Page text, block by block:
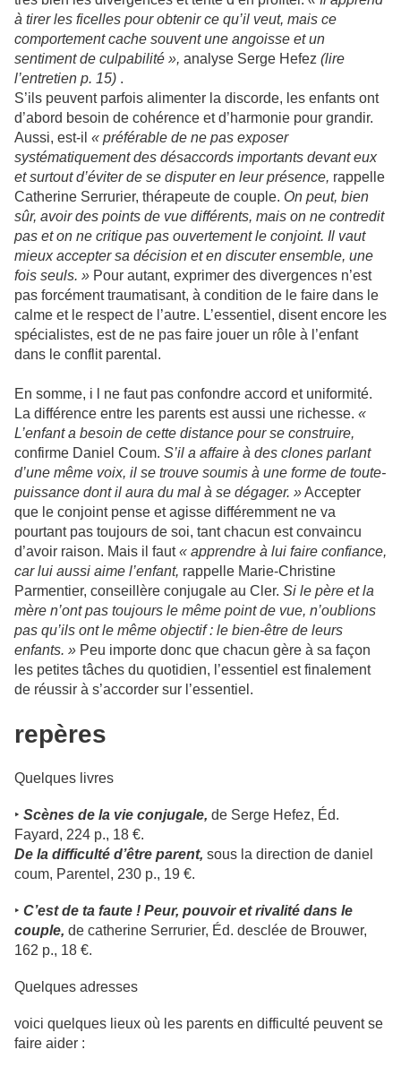
à tirer les ficelles pour obtenir ce qu’il veut, mais ce
comportement cache souvent une angoisse et un
sentiment de culpabilité », analyse Serge Hefez (lire
l’entretien p. 15) .
S’ils peuvent parfois alimenter la discorde, les enfants ont
d’abord besoin de cohérence et d’harmonie pour grandir.
Aussi, est-il « préférable de ne pas exposer
systématiquement des désaccords importants devant eux
et surtout d’éviter de se disputer en leur présence, rappelle
Catherine Serrurier, thérapeute de couple. On peut, bien
sûr, avoir des points de vue différents, mais on ne contredit
pas et on ne critique pas ouvertement le conjoint. Il vaut
mieux accepter sa décision et en discuter ensemble, une
fois seuls. » Pour autant, exprimer des divergences n’est
pas forcément traumatisant, à condition de le faire dans le
calme et le respect de l’autre. L’essentiel, disent encore les
spécialistes, est de ne pas faire jouer un rôle à l’enfant
dans le conflit parental.
En somme, i l ne faut pas confondre accord et uniformité.
La différence entre les parents est aussi une richesse. «
L’enfant a besoin de cette distance pour se construire,
confirme Daniel Coum. S’il a affaire à des clones parlant
d’une même voix, il se trouve soumis à une forme de toute-
puissance dont il aura du mal à se dégager. »Accepter
que le conjoint pense et agisse différemment ne va
pourtant pas toujours de soi, tant chacun est convaincu
d’avoir raison. Mais il faut« apprendre à lui faire confiance,
car lui aussi aime l’enfant, rappelle Marie-Christine
Parmentier, conseillère conjugale au Cler. Si le père et la
mère n’ont pas toujours le même point de vue, n’oublions
pas qu’ils ont le même objectif : le bien-être de leurs
enfants. » Peu importe donc que chacun gère à sa façon
les petites tâches du quotidien, l’essentiel est finalement
de réussir à s’accorder sur l’essentiel.
repères
Quelques livres
‣ Scènes de la vie conjugale, de Serge Hefez, Éd.
Fayard, 224 p., 18 €.
De la difficulté d’être parent, sous la direction de daniel
coum, Parentel, 230 p., 19 €.
‣ C’est de ta faute ! Peur, pouvoir et rivalité dans le
couple, de catherine Serrurier, Éd. desclée de Brouwer,
162 p., 18 €.
Quelques adresses
voici quelques lieux où les parents en difficulté peuvent se
faire aider :